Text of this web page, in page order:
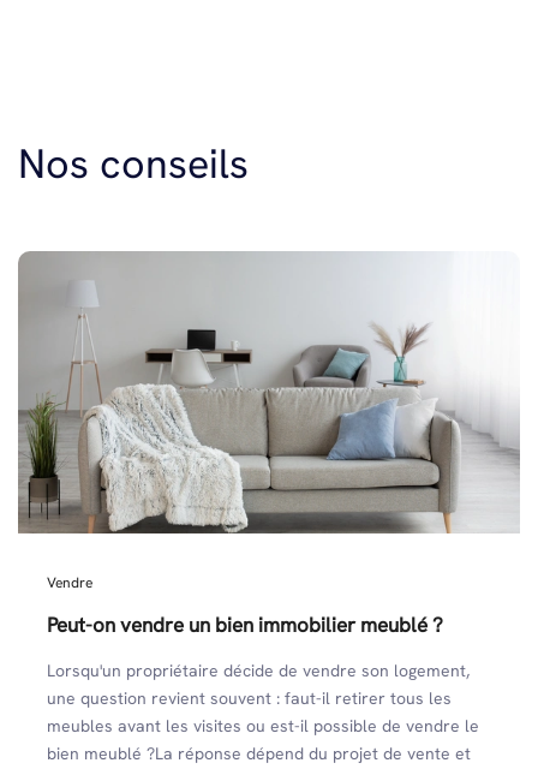
Nos conseils
Vendre
Peut-on vendre un bien immobilier meublé ?
Lorsqu'un propriétaire décide de vendre son logement,
une question revient souvent : faut-il retirer tous les
meubles avant les visites ou est-il possible de vendre le
bien meublé ?La réponse dépend du projet de vente et